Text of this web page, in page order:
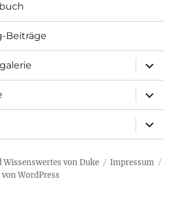
öffnen
öffnen
öffnen
von Duke